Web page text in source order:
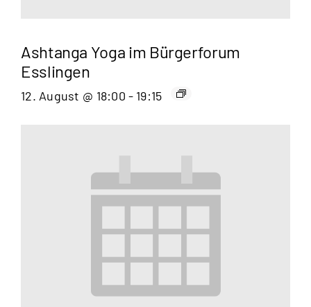
Ashtanga Yoga im Bürgerforum
Esslingen
12. August @ 18:00 - 19:15